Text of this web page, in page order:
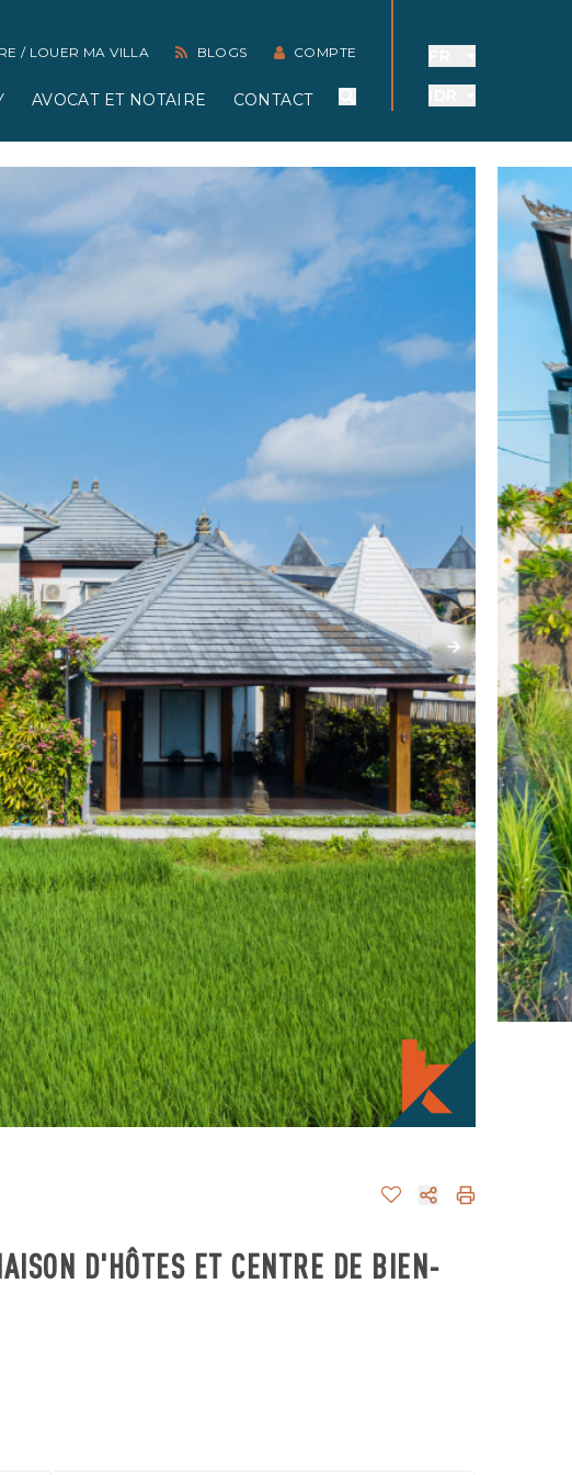
/ LOUER MA VILLA BLOGS COMPTE
AVOCAT ET NOTAIRE CONTACT
D'HÔTES ET CENTRE DE BIEN-